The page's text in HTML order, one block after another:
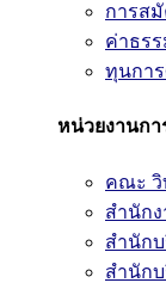
การส
ค่าธร
ทุนกา
หน่วยงานก
คณะ วิ
สำนัก
สำนัก
สำนัก